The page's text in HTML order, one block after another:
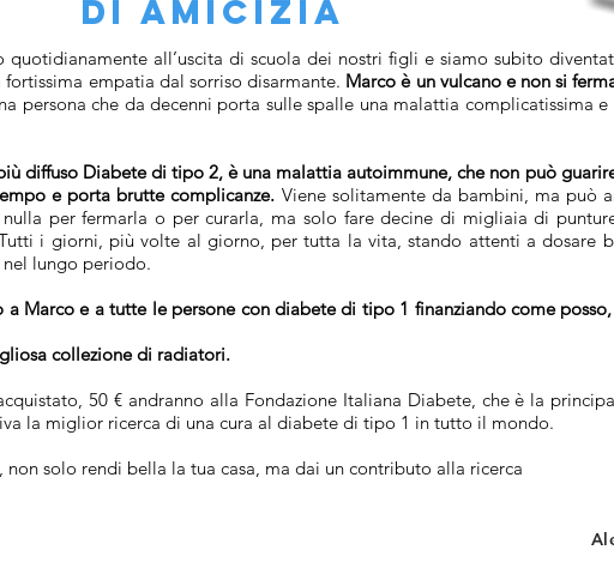
di amicizia
quotidianamente all’uscita di scuola dei nostri figli e siamo subito
fortissima empatia dal sorriso disarmante. Marco è un vulcano e non si
persona che da decenni porta sulle spalle una malattia complicatissima
diffuso Diabete di tipo 2, è una malattia autoimmune, che non può
e porta brutte complicanze. Viene solitamente da bambini, ma può
per fermarla o per curarla, ma solo fare decine di migliaia di
i giorni, più volte al giorno, per tutta la vita, stando attenti a dosare
lungo periodo.
Marco e a tutte le persone con diabete di tipo 1 finanziando come
collezione di radiatori.
50 € andranno alla Fondazione Italiana Diabete, che è la
la miglior ricerca di una cura al diabete di tipo 1 in tutto il mondo.
solo rendi bella la tua casa, ma dai un contributo alla ricerca